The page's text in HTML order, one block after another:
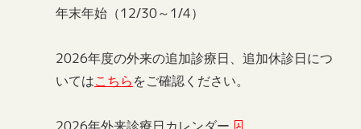
年末年始（12/30～1/4）
2026年度の外来の追加診療日、追加休診日につ
いてはこちらをご確認ください。
2026年外来診療日カレンダー